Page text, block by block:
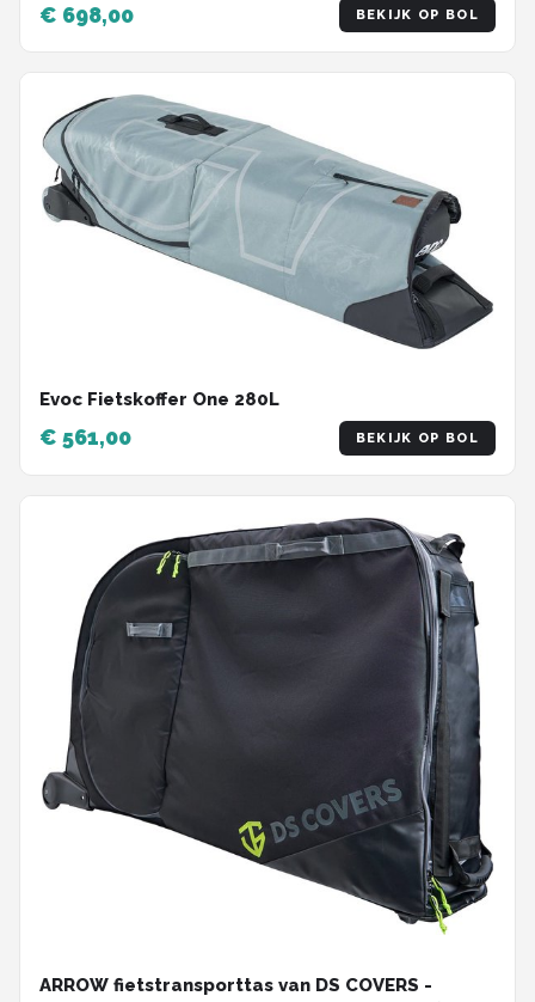
€ 698,00 BEKIJK OP BOL
Evoc Fietskoffer One 280L
€ 561,00 BEKIJK OP BOL
ARROW fietstransporttas van DS COVERS -